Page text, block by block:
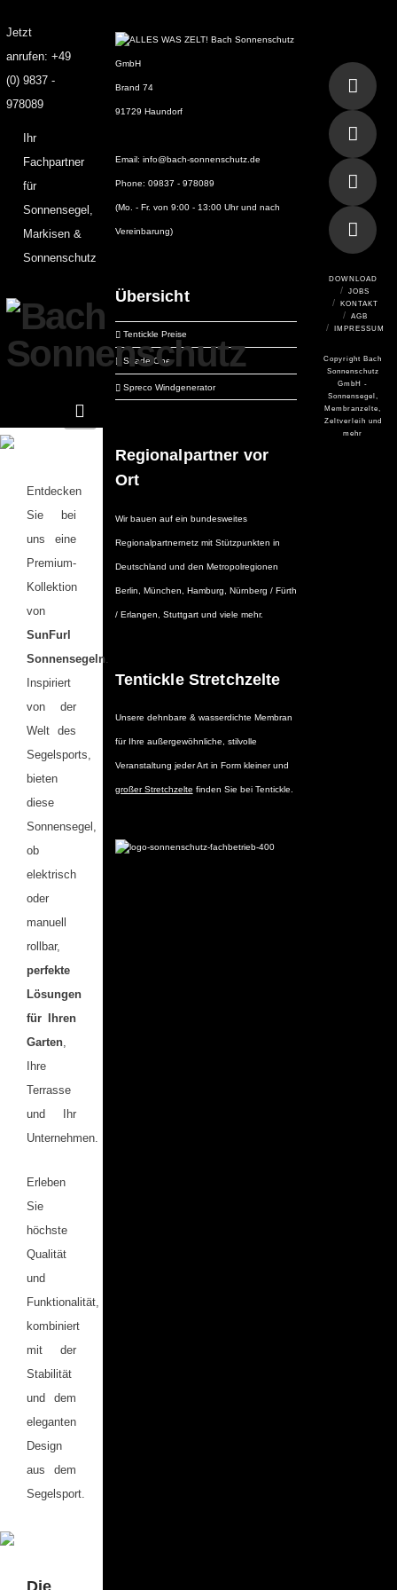
Jetzt
anrufen: +49
(0) 9837 -
978089
Ihr
Fachpartner
für
Sonnensegel,
Markisen &
Sonnenschutz
Entdecken
Sie bei
uns eine
Premium-
Kollektion
von
SunFurl
Sonnensegeln.
Inspiriert
von der
Welt des
Segelsports,
bieten
diese
Sonnensegel,
ob
elektrisch
oder
manuell
rollbar,
perfekte
Lösungen
für Ihren
Garten,
Ihre
Terrasse
und Ihr
Unternehmen.
Erleben
Sie
höchste
Qualität
und
Funktionalität,
kombiniert
mit der
Stabilität
und dem
eleganten
Design
aus dem
Segelsport.
Die
Bach Sonnenschutz
GmbH
Brand 74
91729 Haundorf
Email: info@bach-sonnenschutz.de
Phone: 09837 - 978089
(Mo. - Fr. von 9:00 - 13:00 Uhr und nach
Vereinbarung)
Übersicht
Tentickle Preise
Shade One
Spreco Windgenerator
Regionalpartner vor
Ort
Wir bauen auf ein bundesweites
Regionalpartnernetz mit Stützpunkten in
Deutschland und den Metropolregionen
Berlin , München, Hamburg, Nürnberg / Fürth
/ Erlangen, Stuttgart und viele mehr.
Tentickle Stretchzelte
Unsere dehnbare & wasserdichte Membran
für Ihre außergewöhnliche, stilvolle
Veranstaltung jeder Art in Form kleiner und
großer Stretchzelte finden Sie bei Tentickle.
DOWNLOAD
JOBS
KONTAKT
AGB
IMPRESSUM
Copyright Bach
Sonnenschutz
GmbH -
Sonnensegel,
Membranzelte,
Zeltverleih und
mehr